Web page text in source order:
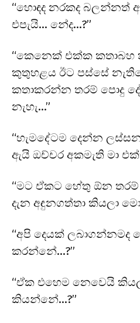
“හොඳද නරකද බලන්නත්
එපැයි… නේද…?”
“කෙනෙක් එක්ක
කුතුහළය ඊට පස්සේ
කතාකරන්න තරම් පොදු
නැහැ…”
“හැමදේටම දෙන්න
ඇයි ඔච්චර අකමැති මා
“මට ඒකට හේතු ඕන
දැන අඳුනගත්තා කියලා
“අපි දෙයක්
කරන්නේ…?”
“ඒක එහෙම නෙවෙයි
කියන්නේ…?”